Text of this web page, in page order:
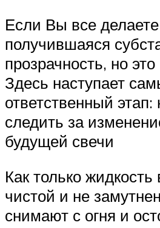
Если Вы все
получившаяся
прозрачность, но
Здесь наступает
ответственный
следить за
будущей свечи
Как только жидкость
чистой и не
снимают с огня и